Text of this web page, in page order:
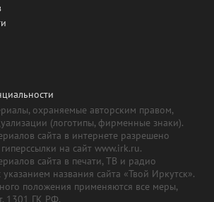
охраняемые авторским правом,
(логотипы, фирменные знаки).
сайта в интернете разрешено
на сайт www.irk.ru.
сайта в печати, ТВ и радио
названия сайта «Твой Иркутск».
положения применяются все меры,
1301 ГК РФ.